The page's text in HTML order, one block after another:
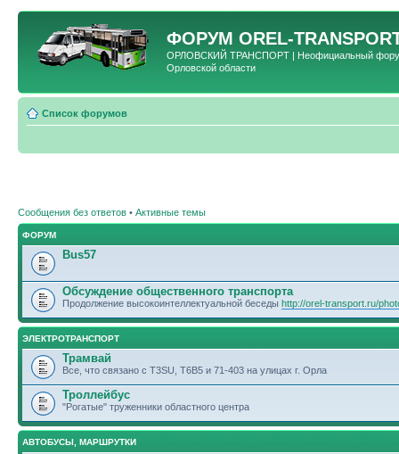
ФОРУМ OREL-
ОРЛОВСКИЙ ТРАНСПОРТ | Неофициальный форум
Орловской области
Список форумов
Сообщения без ответов • Активные темы
ФОРУМ
Bus57
Обсуждение общественного транспорта
Продолжение высокоинтеллектуальной беседы http://orel-transport.ru/
ЭЛЕКТРОТРАНСПОРТ
Трамвай
Все, что связано с T3SU, T6B5 и 71-403 на улицах г. Орла
Троллейбус
"Рогатые" труженники областного центра
АВТОБУСЫ, МАРШРУТКИ